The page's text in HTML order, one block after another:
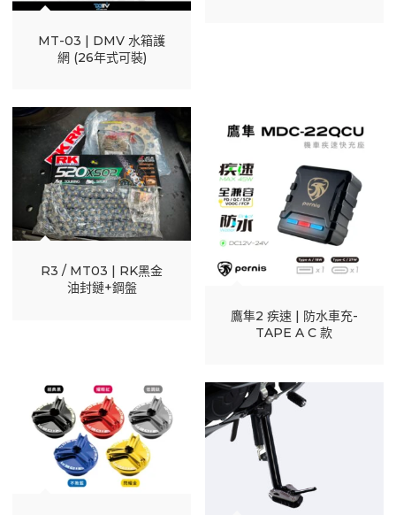
MT-03 | DMV 水箱護
網 (26年式可裝)
R3 / MT03 | RK黑金
油封鏈+鋼盤
鷹隼2 疾速 | 防水車充-
TAPE A C 款